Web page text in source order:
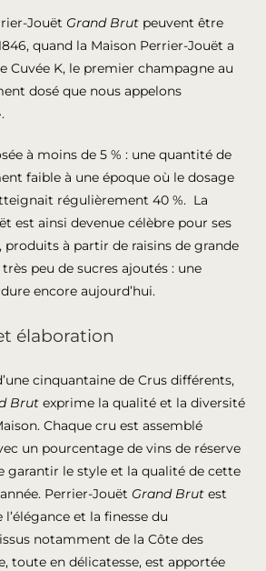
Jouët Grand Brut peuvent être
quand la Maison Perrier-Jouët a
Cuvée K, le premier champagne au
dosé que nous appelons
à moins de 5 % : une quantité de
faible à une époque où le dosage
régulièrement 40 %. La
est ainsi devenue célèbre pour ses
à partir de raisins de grande
peu de sucres ajoutés : une
encore aujourd’hui.
élaboration
cinquantaine de Crus différents,
Brut exprime la qualité et la diversité
Chaque cru est assemblé
un pourcentage de vins de réserve
garantir le style et la qualité de cette
Perrier-Jouët Grand Brut est
et la finesse du
notamment de la Côte des
toute en délicatesse, est apportée